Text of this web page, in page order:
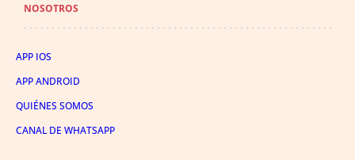
NOSOTROS
APP IOS
APP ANDROID
QUIÉNES SOMOS
CANAL DE WHATSAPP